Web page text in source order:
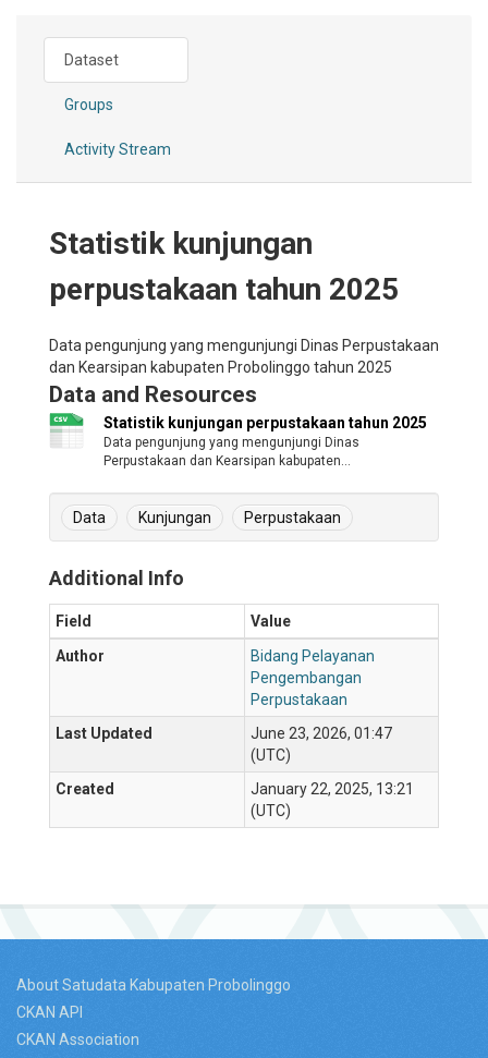
Dataset
Groups
Activity Stream
Statistik kunjungan
perpustakaan tahun 2025
Data pengunjung yang mengunjungi Dinas Perpustakaan
dan Kearsipan kabupaten Probolinggo tahun 2025
Data and Resources
Statistik kunjungan perpustakaan tahun 2025
Data pengunjung yang mengunjungi Dinas
Perpustakaan dan Kearsipan kabupaten...
Data Kunjungan Perpustakaan
Additional Info
Field
Value
Author
Bidang Pelayanan
Pengembangan
Perpustakaan
Last Updated
June 23, 2026, 01:47
(UTC)
Created
January 22, 2025, 13:21
(UTC)
About Satudata Kabupaten Probolinggo
CKAN API
CKAN Association